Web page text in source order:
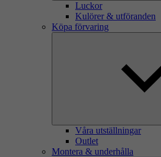
Luckor
Kulörer & utföranden
Köpa förvaring
Våra utställningar
Outlet
Montera & underhålla